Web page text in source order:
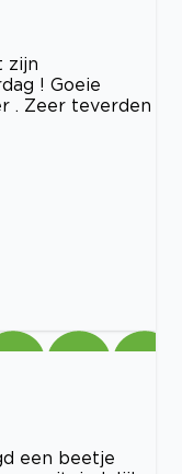
zijn
! Goeie
. Zeer teverden
een beetje